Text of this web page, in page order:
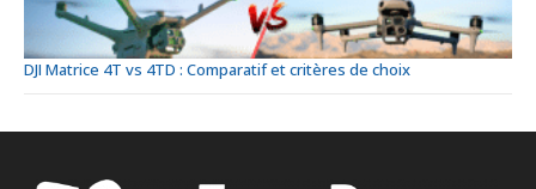
DJI Matrice 4T vs 4TD : Comparatif et critères de choix